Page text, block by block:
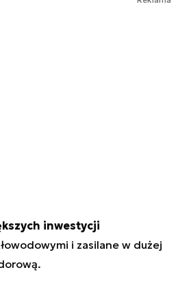
inwestycji
i zasilane w dużej